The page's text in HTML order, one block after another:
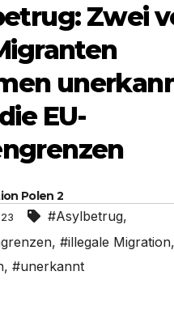
Zwei
EU-
Polen 2
#Asylbetrug,
, #illegale Migration,
, #unerkannt